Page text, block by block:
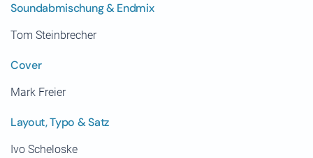
Soundabmischung & Endmix
Tom Steinbrecher
Cover
Mark Freier
Layout, Typo & Satz
Ivo Scheloske